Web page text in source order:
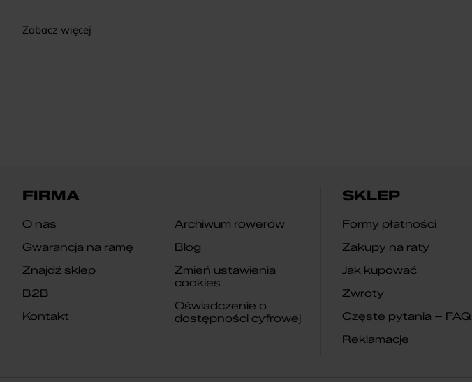
Zobacz więcej
FIRMA
O nas
Gwarancja na ramę
Znajdź sklep
B2B
Kontakt
Archiwum rowerów
Blog
Zmień ustawienia
cookies
Oświadczenie o
dostępności cyfrowej
SKLEP
Formy płatności
Zakupy na raty
Jak kupować
Zwroty
Częste pytania – FAQ
Reklamacje